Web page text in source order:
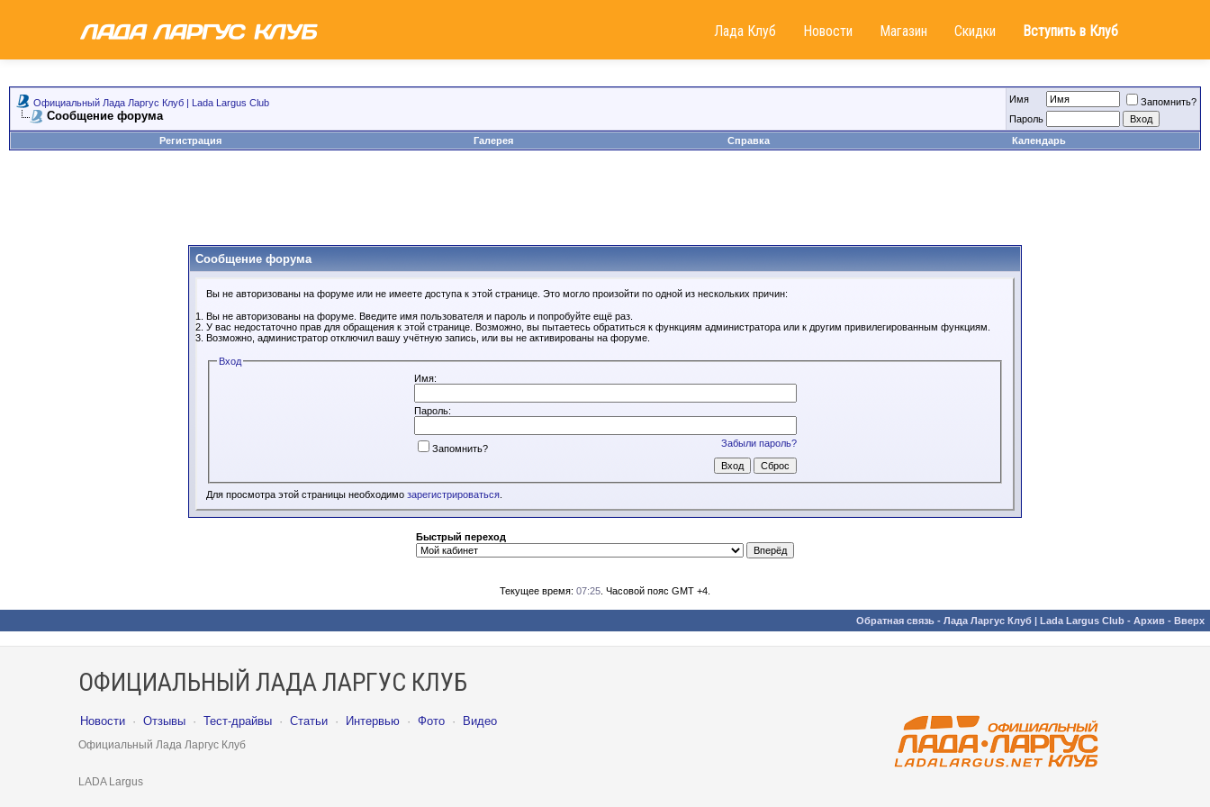
Лада Клуб Новости Магазин Скидки Вступить в Клуб
Официальный Лада Ларгус Клуб | Lada Largus Club
Сообщение форума
Имя
Запомнить?
Пароль
Регистрация
Галерея Справка Календарь
Сообщение форума
Вы не авторизованы на форуме или не имеете доступа к этой странице. Это могло произойти по одной из нескольких причин:
Вы не авторизованы на форуме. Введите имя пользователя и пароль и попробуйте ещё раз.
У вас недостаточно прав для обращения к этой странице. Возможно, вы пытаетесь обратиться к функциям администратора или к другим привилегированным функциям.
Возможно, администратор отключил вашу учётную запись, или вы не активированы на форуме.
Вход
Имя:
Пароль:
Забыли пароль?
Запомнить?
Для просмотра этой страницы необходимо зарегистрироваться
Быстрый переход
Текущее время: 07:25 . Часовой пояс GMT +4.
Обратная связь - Лада Ларгус Клуб | Lada Largus Club - Архив - Вверх
ОФИЦИАЛЬНЫЙ ЛАДА ЛАРГУС КЛУБ
Новости · Отзывы · Тест-драйвы · Статьи · Интервью · Фото · Видео
Официальный Лада Ларгус Клуб
LADA Largus